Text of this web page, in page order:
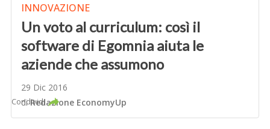
INNOVAZIONE
Un voto al curriculum: così il
software di Egomnia aiuta le
aziende che assumono
29 Dic 2016
diRedazione EconomyUp
Condividi